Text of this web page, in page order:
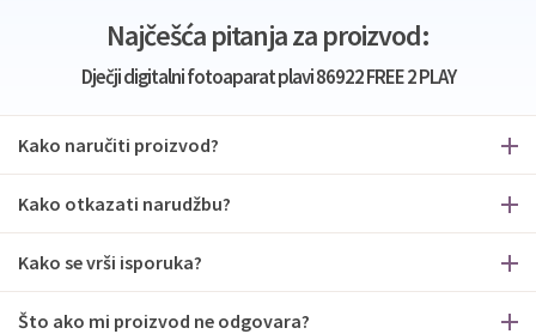
Najčešća pitanja za proizvod:
Dječji digitalni fotoaparat plavi 86922 FREE 2 PLAY
Kako naručiti proizvod?
Kako otkazati narudžbu?
Kako se vrši isporuka?
Što ako mi proizvod ne odgovara?